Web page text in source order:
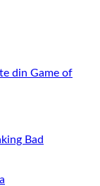
din Game of
Bad